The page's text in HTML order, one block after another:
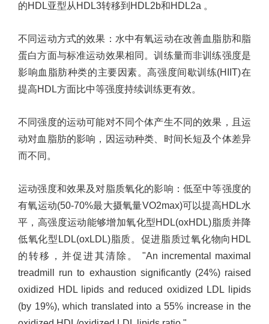
的HDL亚型从 HDL3转移到 HDL2b和HDL2a 。
不同运动方式的效果：水中有氧运动在改善血脂肪和脂
蛋白方面与标准运动效果相同。训练量而非训练强度是
影响血脂肪种类的主要因素。高强度间歇训练(HIIT)在
提高HDL方面比中等强度持续训练更有效。
不同强度的运动可能对不同个体产生不同的效果，且运
动对血脂肪的影响，因运动种类、时间长短及个体差异
而不同。
运动强度和效果及对脂质氧化的影响：低至中等强度的
有氧运动(50-70%最大摄氧量VO2max)可以提高HDL水
平，高强度运动能够增加氧化型HDL(oxHDL) 脂质并降
低氧化型 LDL(oxLDL)脂质。促进脂质过氧化物向 HDL
的转移，并促进其清除。
"An incremental maximal
treadmill run to exhaustion significantly (24%) raised
oxidized HDL lipids and reduced oxidized LDL lipids
(by 19%), which translated into a 55% increase in the